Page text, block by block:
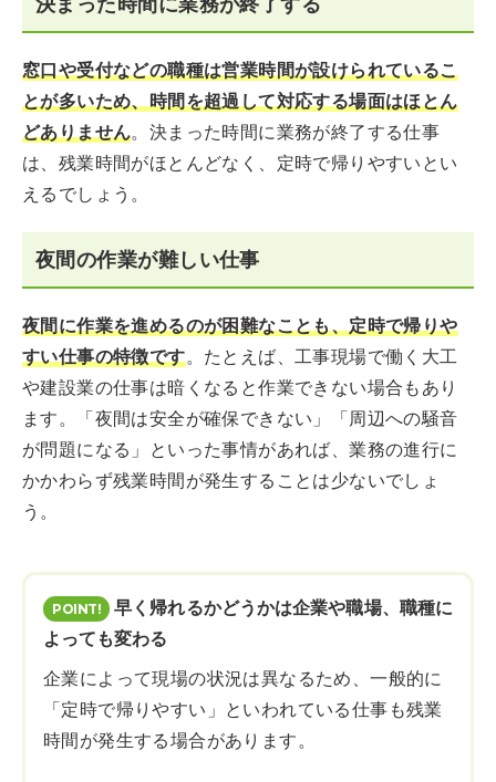
窓口や受付などの職種は営業時間が設けられているこ
とが多いため、時間を超過して対応する場面はほとん
どありません。決まった時間に業務が終了する仕事
は、残業時間がほとんどなく、定時で帰りやすいとい
えるでしょう。
夜間の作業が難しい仕事
夜間に作業を進めるのが困難なことも、定時で帰りや
すい仕事の特徴です。たとえば、工事現場で働く大工
や建設業の仕事は暗くなると作業できない場合もあり
ます。「夜間は安全が確保できない」「周辺への騒音
が問題になる」といった事情があれば、業務の進行に
かかわらず残業時間が発生することは少ないでしょ
う。
早く帰れるかどうかは企業や職場、職種に
よっても変わる
企業によって現場の状況は異なるため、一般的に
「定時で帰りやすい」といわれている仕事も残業
時間が発生する場合があります。